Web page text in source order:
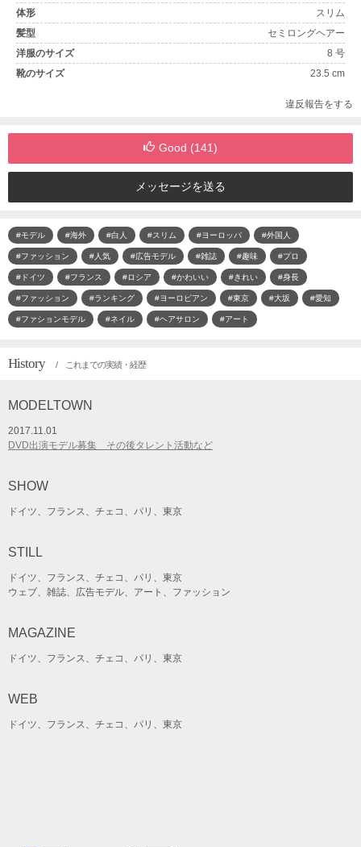
体形
スリム
髪型
セミロングヘアー
洋服のサイズ
8 号
靴のサイズ
23.5 cm
違反報告をする
Good (141)
メッセージを送る
#モデル #海外 #白人 #スリム #ヨーロッパ #外国人
#ファッション #人気 #広告モデル #雑誌 #趣味 #プロ
#ドイツ #フランス #ロシア #かわいい #きれい #身長
#ファッション #ランキング #ヨーロピアン #東京 #大坂 #愛知
#ファションモデル #ネイル #ヘアサロン #アート
History / これまでの実績・経歴
MODELTOWN
2017.11.01
DVD出演モデル募集 その後タレント活動など
SHOW
ドイツ、フランス、チェコ、パリ、東京
STILL
ドイツ、フランス、チェコ、パリ、東京
ウェブ、雑誌、広告モデル、アート、ファッション
MAGAZINE
ドイツ、フランス、チェコ、パリ、東京
WEB
ドイツ、フランス、チェコ、パリ、東京